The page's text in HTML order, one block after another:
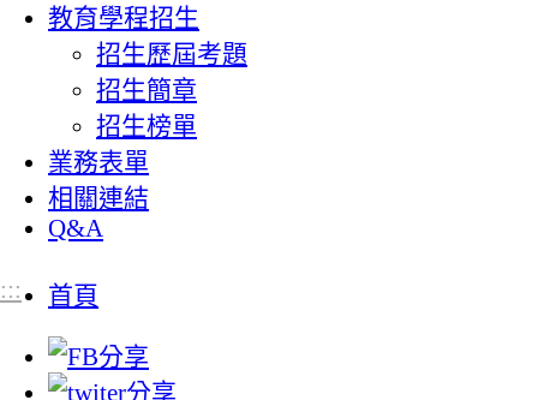
教育學程招生
招生歷屆考題
招生簡章
招生榜單
業務表單
相關連結
Q&A
::: 首頁